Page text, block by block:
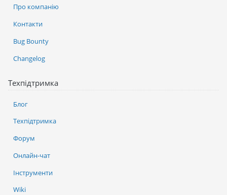
Про компанію
Контакти
Bug Bounty
Changelog
Техпідтримка
Блог
Техпідтримка
Форум
Онлайн-чат
Інструменти
Wiki